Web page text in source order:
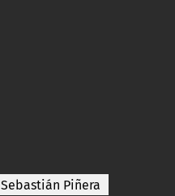
Sebastián Piñera